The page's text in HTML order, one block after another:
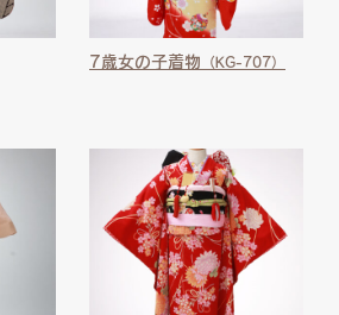
7歳女の子着物 （KG-707）